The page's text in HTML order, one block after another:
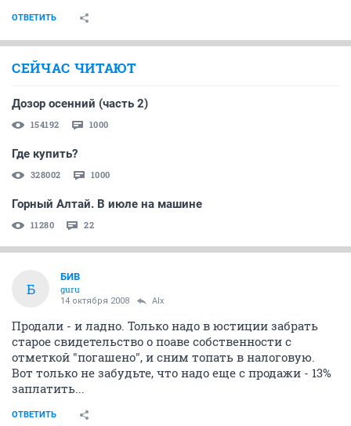
ОТВЕТИТЬ
СЕЙЧАС ЧИТАЮТ
Дозор осенний (часть 2)
154192 1000
Где купить?
328002 1000
Горный Алтай. В июле на машине
11280 22
Б
БИВ
guru
14 октября 2008 Alx
Продали - и ладно. Только надо в юстиции забрать
старое свидетельство о поаве собственности с
отметкой "погашено", и сним топать в налоговую.
Вот только не забудьте, что надо еще с продажи - 13%
заплатить...
ОТВЕТИТЬ